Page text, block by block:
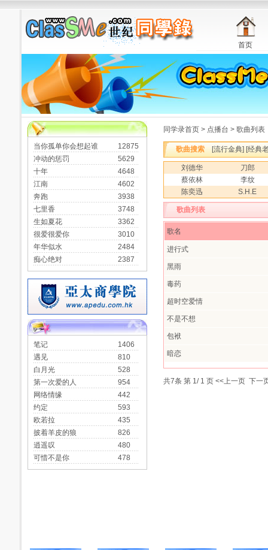
首页
当你孤单你会想起谁
12875
冲动的惩罚
5629
十年
4648
江南
4602
奔跑
3938
七里香
3748
生如夏花
3362
很爱很爱你
3010
年华似水
2484
痴心绝对
2387
笔记
1406
遇见
810
白月光
528
第一次爱的人
954
网络情缘
442
约定
593
欧若拉
435
披着羊皮的狼
826
逍遥叹
480
可惜不是你
478
同学录首页 > 点播台 > 歌曲列表
歌曲搜索 [流行金典] [经典
刘德华
刀郎
蔡依林
李纹
陈奕迅
S.H.E
歌曲列表
歌名
进行式
黑雨
毒药
超时空爱情
不是不想
包袱
暗恋
共7条 第 1/ 1 页 <<上一页 下一